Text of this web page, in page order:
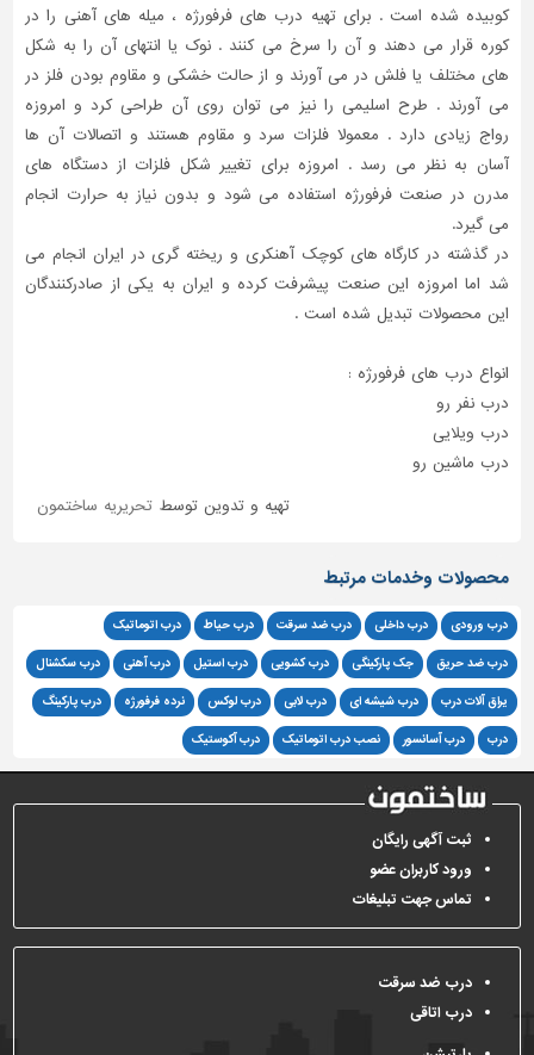
کوبیده شده است . برای تهیه درب های فرفورژه ، میله های آهنی را در
کوره قرار می دهند و آن را سرخ می کنند . نوک یا انتهای آن را به شکل
های مختلف یا فلش در می آورند و از حالت خشکی و مقاوم بودن فلز در
می آورند . طرح اسلیمی را نیز می توان روی آن طراحی کرد و امروزه
رواج زیادی دارد . معمولا فلزات سرد و مقاوم هستند و اتصالات آن ها
آسان به نظر می رسد . امروزه برای تغییر شکل فلزات از دستگاه های
مدرن در صنعت فرفورژه استفاده می شود و بدون نیاز به حرارت انجام
می گیرد.
در گذشته در کارگاه های کوچک آهنکری و ریخته گری در ایران انجام می
شد اما امروزه این صنعت پیشرفت کرده و ایران به یکی از صادرکنندگان
این محصولات تبدیل شده است .
انواع درب های فرفورژه :
درب نفر رو
درب ویلایی
درب ماشین رو
تهیه و تدوین توسط تحریریه ساختمون
محصولات وخدمات مرتبط
درب ورودی درب داخلی درب ضد سرقت درب حیاط درب اتوماتیک
درب ضد حریق جک پارکینگی درب کشویی درب استیل درب آهنی درب سکشنال
یراق آلات درب درب شیشه ای درب لابی درب لوکس نرده فرفورژه درب پارکینگ
درب درب آسانسور نصب درب اتوماتیک درب آکوستیک
ثبت آگهی رایگان
ورود کاربران عضو
تماس جهت تبلیغات
درب ضد سرقت
درب اتاقی